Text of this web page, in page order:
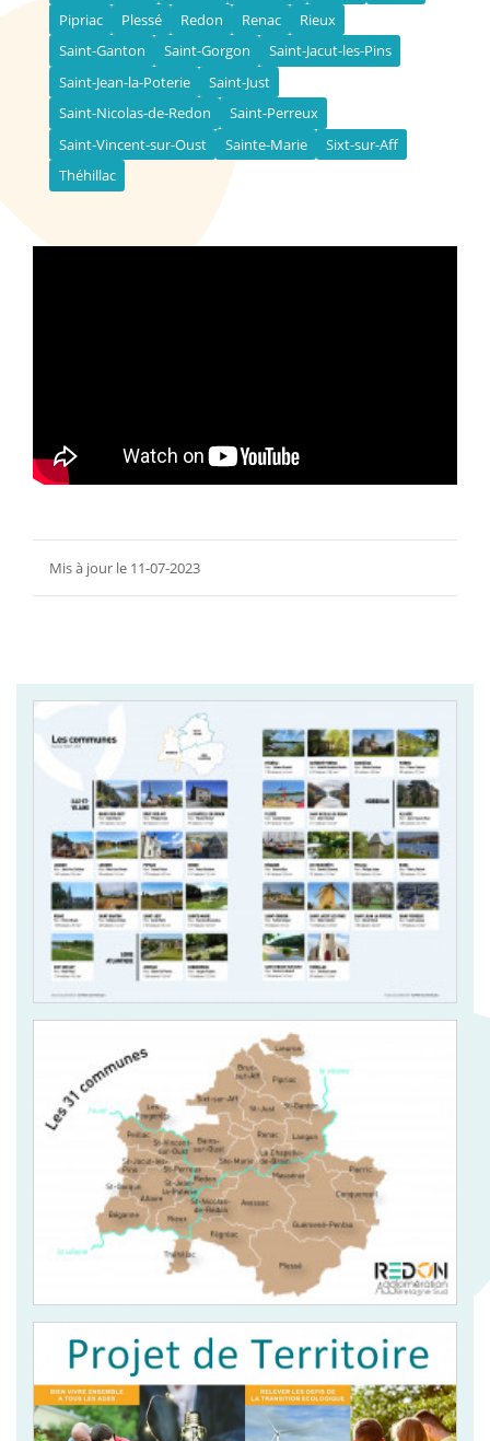
Pipriac
Plessé Redon Renac
Rieux
Saint-Ganton
Saint-Gorgon
Saint-Jacut-les-Pins
Saint-Jean-la-Poterie
Saint-Just
Saint-Nicolas-de-Redon
Saint-Perreux
Saint-Vincent-sur-Oust
Sainte-Marie
Sixt-sur-Aff
Théhillac
Mis à jour le 11-07-2023